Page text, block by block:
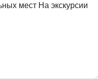
мест На экскурсии